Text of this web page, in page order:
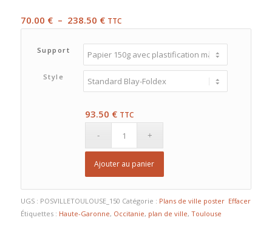
70.00 € – 238.50 €Plage
70.00 €
à
238.50 €
TTC
Support
Style
Effacer
93.50 € TTC
Ajouter au panier
UGS : POSVILLETOULOUSE_150 Catégorie : Plans de ville poster
Étiquettes : Haute-Garonne, Occitanie, plan de ville, Toulouse